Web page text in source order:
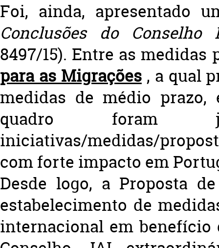
Foi, ainda, apresentado
Conclusões do
8497/15). Entre as medidas
para as Migrações , a qual
medidas de médio prazo,
quadro foram
iniciativas/medidas/
com forte impacto em
Desde logo, a Proposta
estabelecimento de
internacional em benefício